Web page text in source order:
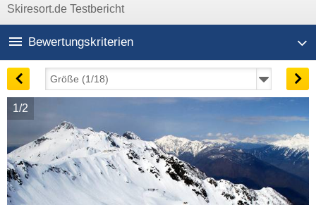
Skiresort.de Testbericht
Bewertungskriterien
1/2